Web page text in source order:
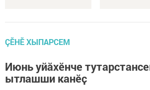
ÇӖНӖ ХЫПАРСЕМ
Июнь уйӑхӗнче
ытлашши канӗҫ